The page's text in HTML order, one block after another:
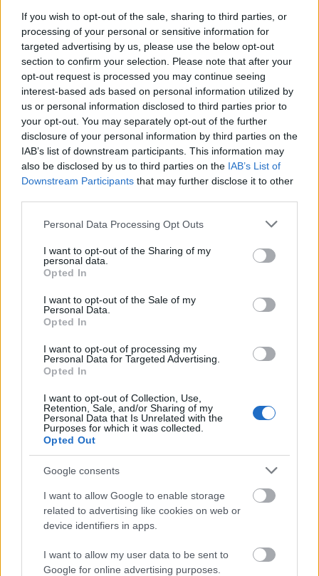
If you wish to opt-out of the sale, sharing to third parties, or
processing of your personal or sensitive information for
targeted advertising by us, please use the below opt-out
section to confirm your selection. Please note that after your
opt-out request is processed you may continue seeing
interest-based ads based on personal information utilized by
us or personal information disclosed to third parties prior to
your opt-out. You may separately opt-out of the further
disclosure of your personal information by third parties on the
IAB’s list of downstream participants. This information may
also be disclosed by us to third parties on the IAB’s List of
Downstream Participants that may further disclose it to other
Please note that this website/app uses one or more Google
not limited to your visit or usage behaviour. You may click to
grant or deny consent to Google and its third-party tags to
use your data for below specified purposes in below Google
consent section.
Personal Data Processing Opt Outs
I want to opt-out of the Sharing of my
personal data.
Opted In
I want to opt-out of the Sale of my
Personal Data.
Opted In
I want to opt-out of processing my
Personal Data for Targeted Advertising.
Opted In
I want to opt-out of Collection, Use,
Retention, Sale, and/or Sharing of my
Personal Data that Is Unrelated with the
Purposes for which it was collected.
Opted Out
Google consents
I want to allow Google to enable storage
related to advertising like cookies on web or
device identifiers in apps.
I want to allow my user data to be sent to
Google for online advertising purposes.
amíg masszázson voltunk, a Krasznahorkai
megkapta a Nobel-díjat", amiből még én, az
eredetileg kisvárosi, és röpke pár évtizedes
budapesti létet követően ismét, csak most norvég
kisvárosivá vált asszonyság is rájöttem, hogy nagy
valószínűséggel, ha varrásai mentén rohamosan
bomló világunk legalapvetőbb törvényeinek és az
ésszerűség pilléreinek még hinni lehet, akkor az
irodalmi Nobelről beszél, "hát az baj, mert nem
olvastam tőle semmit", mondtam és azzal a
lendülettel felhajtottam az egész bögre
"Gondtalanság"-ot: hiszen számomra, kisgyerekes
anyukaként és pszichiáterként a világegyetem, így e
pillanat is, nem más, mint megoldandó problémák
az "egyszerű ember számára" megoldhatatlan, és
többnyire csupán az elkerülhetetlenbe beletörődve
világunk nárcisztikus férfiurainak felelőtlen
randalírozását és ezzel párhuzamosan a
mesterséges intelligencia "riasztó térnyerését", de
ezt, ezt itt, ezt a mai, októberi, csütörtöki problémát -
tudniillik azt, hogy amikor majd a hétfő reggeli
meetingen a norvég kollégáim megkérdezik,
olvastam-e Krasznahorkait és milyen, akkor
szégyenszemre és a Vereckei-hágótól idáig minden
dicső ősömet dicstelenül elárulván be kell vallanom,
hogy nem, esetleg megaláztatásomat tovább
fokozandó, még hozzátehetek valami gyáva
mentegetőzést, "de láttam a filmet" - ezt a
problémát most, időt nem vesztegetve és céltudattal
cselekedve meg tudtam oldani, "menjünk gyorsan a
Cédrusba", mondtam, és férjem, aki csaknem
negyvenévnyi ismeretségünk folytán kihallotta
hangomból a megmásíthatatlan elhatározást,
csupán pillanatokig tartó drámai csöndet követően